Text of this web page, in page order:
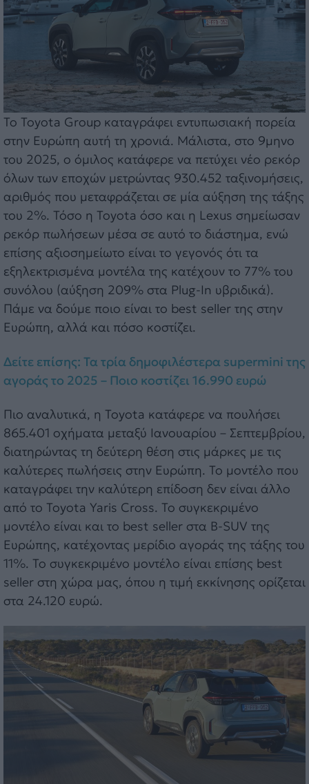
Το Toyota Group καταγράφει εντυπωσιακή πορεία
στην Ευρώπη αυτή τη χρονιά. Μάλιστα, στο 9μηνο
του 2025, ο όμιλος κατάφερε να πετύχει νέο ρεκόρ
όλων των εποχών μετρώντας 930.452 ταξινομήσεις,
αριθμός που μεταφράζεται σε μία αύξηση της τάξης
του 2%. Τόσο η Toyota όσο και η Lexus σημείωσαν
ρεκόρ πωλήσεων μέσα σε αυτό το διάστημα, ενώ
επίσης αξιοσημείωτο είναι το γεγονός ότι τα
εξηλεκτρισμένα μοντέλα της κατέχουν το 77% του
συνόλου (αύξηση 209% στα Plug-In υβριδικά).
Πάμε να δούμε ποιο είναι το best seller της στην
Ευρώπη, αλλά και πόσο κοστίζει.
Δείτε επίσης: Τα τρία δημοφιλέστερα supermini της
αγοράς το 2025 – Ποιο κοστίζει 16.990 ευρώ
Πιο αναλυτικά, η Toyota κατάφερε να πουλήσει
865.401 οχήματα μεταξύ Ιανουαρίου – Σεπτεμβρίου,
διατηρώντας τη δεύτερη θέση στις μάρκες με τις
καλύτερες πωλήσεις στην Ευρώπη. Το μοντέλο που
καταγράφει την καλύτερη επίδοση δεν είναι άλλο
από το Toyota Yaris Cross. Το συγκεκριμένο
μοντέλο είναι και το best seller στα B-SUV της
Ευρώπης, κατέχοντας μερίδιο αγοράς της τάξης του
11%. Το συγκεκριμένο μοντέλο είναι επίσης best
seller στη χώρα μας, όπου η τιμή εκκίνησης ορίζεται
στα 24.120 ευρώ.